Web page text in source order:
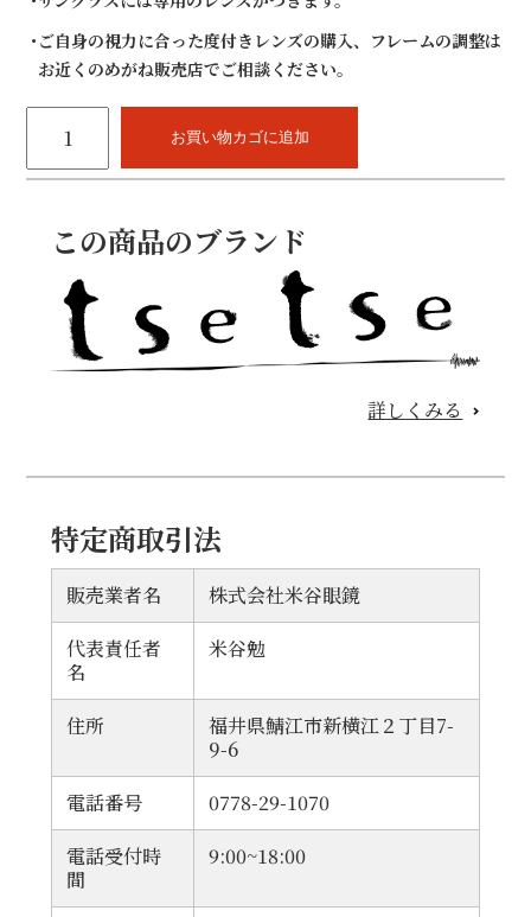
ご自身の視力に合った度付きレンズの購入、フレームの調整は
お近くのめがね販売店でご相談ください。
tsetse
2212(跳
ね
お買い物カゴに追加
この商品のブランド
詳しくみる
特定商取引法
販売業者名
株式会社米谷眼鏡
代表責任者
名
米谷勉
住所
福井県鯖江市新横江２丁目7-
9-6
電話番号
0778-29-1070
電話受付時
間
9:00~18:00